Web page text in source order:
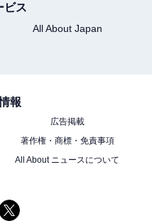
ビス
All About Japan
報
広告掲載
著作権・商標・免責事項
All About ニュースについて